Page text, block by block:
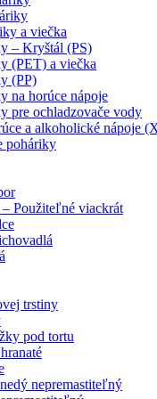
a viečka
– Kryštál (PS)
(PET) a viečka
(PP)
na horúce nápoje
pre ochladzovače vody
a alkoholické nápoje
poháriky
Použiteľné viackrát
trstiny
pod tortu
nepremastiteľný